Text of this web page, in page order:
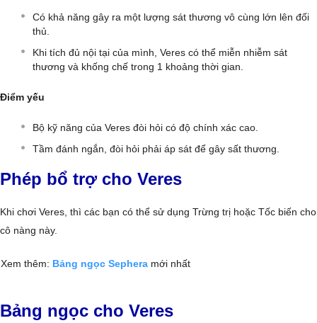
Có khả năng gây ra một lượng sát thương vô cùng lớn lên đối
thủ.
Khi tích đủ nội tại của mình, Veres có thể miễn nhiễm sát
thương và khống chế trong 1 khoảng thời gian.
Điểm yếu
Bộ kỹ năng của Veres đòi hỏi có độ chính xác cao.
Tầm đánh ngắn, đòi hỏi phải áp sát để gây sất thương.
Phép bổ trợ cho Veres
Khi chơi Veres, thì các bạn có thể sử dụng Trừng trị hoặc Tốc biến cho
cô nàng này.
Xem thêm: Bảng ngọc Sephera mới nhất
Bảng ngọc cho Veres